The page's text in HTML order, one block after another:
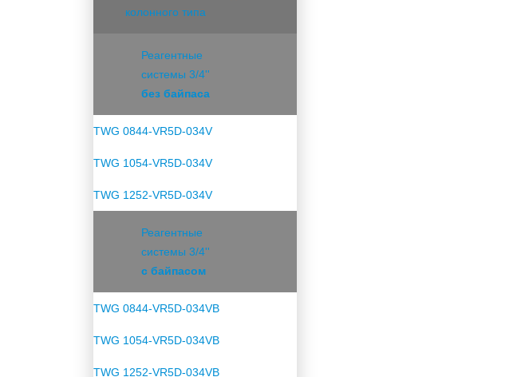
колонного типа
Реагентные
системы 3/4''
без байпаса
TWG 0844-VR5D-034V
TWG 1054-VR5D-034V
TWG 1252-VR5D-034V
Реагентные
системы 3/4''
с байпасом
TWG 0844-VR5D-034VB
TWG 1054-VR5D-034VB
TWG 1252-VR5D-034VB